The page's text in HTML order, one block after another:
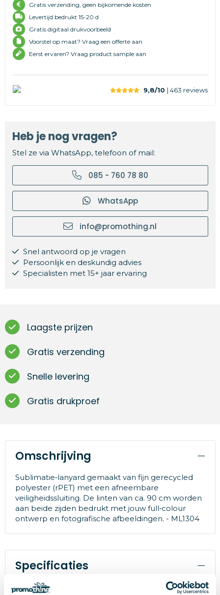
Gratis verzending, geen bijkomende kosten
Levertijd bedrukt 15-20 d
Gratis digitaal drukvoorbeeld
Voorstel op maat? Vraag een offerte aan
Eerst ervaren? Vraag product sample aan
9,8/10 | 463 reviews
Heb je nog vragen?
Stel ze via WhatsApp, telefoon of mail:
085 - 760 78 80
WhatsApp
info@promothing.nl
Snel antwoord op je vragen
Persoonlijk en deskundig advies
Specialisten met 15+ jaar ervaring
Laagste prijzen
Gratis verzending
Snelle levering
Gratis drukproef
Omschrijving
Sublimatie‑lanyard gemaakt van fijn gerecycled
polyester (rPET) met een afneembare
veiligheidssluiting. De linten van ca. 90 cm worden
aan beide zijden bedrukt met jouw full‑colour
ontwerp en fotografische afbeeldingen. - ML1304
Specificaties
Materiaal